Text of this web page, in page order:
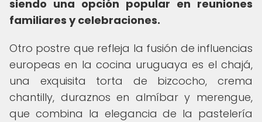
siendo una opción popular en reuniones
familiares y celebraciones.
Otro postre que refleja la fusión de influencias
europeas en la cocina uruguaya es el chajá,
una exquisita torta de bizcocho, crema
chantilly, duraznos en almíbar y merengue,
que combina la elegancia de la pastelería